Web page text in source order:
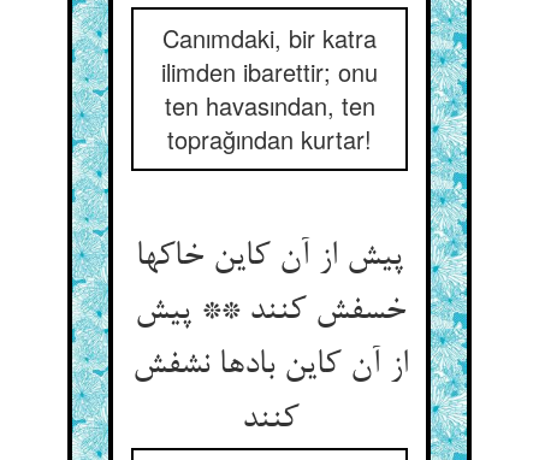
Canımdaki, bir katra
ilimden ibarettir; onu
ten havasından, ten
toprağından kurtar!
پیش از آن کاین خاکها
خسفش کنند ** پیش
از آن کاین بادها نشفش
کنند